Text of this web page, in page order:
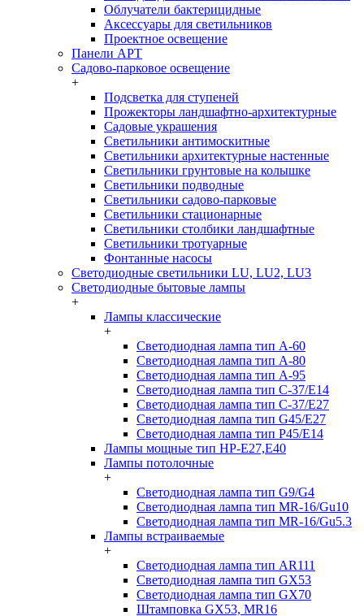
Облучатели бактерицидные
Аксессуары для светильников
Проектное освещение
Панели АРТ
Садово-парковое освещение
+
Подсветка для ступеней
Прожекторы ландшафтно-архитектурные
Садовые украшения
Светильники антимоскитные
Светильники архитектурные настенные
Светильники грунтовые на колышке
Светильники подводные
Светильники садово-парковые
Светильники стационарные
Светильники столбики ландшафтные
Светильники тротуарные
Фонтанные насосы
Светодиодные светильники LU, LU2, LU3
Светодиодные бытовые лампы
+
Лампы классические
+
Светодиодная лампа тип A-60
Светодиодная лампа тип A-80
Светодиодная лампа тип A-95
Светодиодная лампа тип C-37/Е14
Светодиодная лампа тип C-37/Е27
Светодиодная лампа тип G45/E27
Светодиодная лампа тип P45/E14
Лампы мощные тип HP-E27,E40
Лампы потолочные
+
Светодиодная лампа тип G9/G4
Светодиодная лампа тип MR-16/Gu10
Светодиодная лампа тип MR-16/Gu5.3
Лампы встраиваемые
+
Светодиодная лампа тип AR111
Светодиодная лампа тип GX53
Светодиодная лампа тип GX70
Штамповка GX53, MR16